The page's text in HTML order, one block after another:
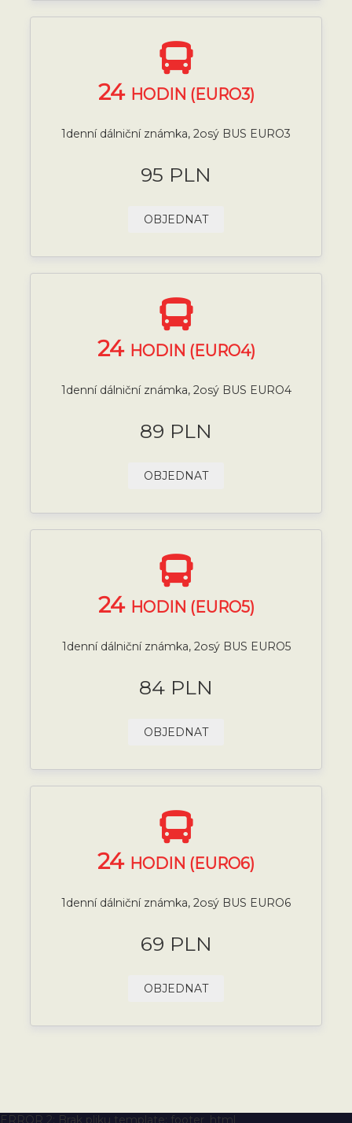
24 HODIN (EURO3)
1denní dálniční známka, 2osý BUS EURO3
95 PLN
OBJEDNAT
24 HODIN (EURO4)
1denní dálniční známka, 2osý BUS EURO4
89 PLN
OBJEDNAT
24 HODIN (EURO5)
1denní dálniční známka, 2osý BUS EURO5
84 PLN
OBJEDNAT
24 HODIN (EURO6)
1denní dálniční známka, 2osý BUS EURO6
69 PLN
OBJEDNAT
ERROR 2: Brak pliku template: footer_html